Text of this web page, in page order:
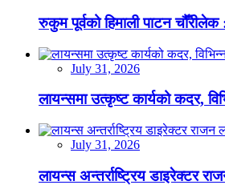
रुकुम पूर्वको हिमाली पाटन
July 31, 2026
लायन्समा उत्कृष्ट कार्यको कदर,
July 31, 2026
लायन्स अन्तर्राष्ट्रिय डाइरेक्टर